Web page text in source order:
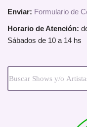
Enviar: Formulario de
Horario de Atención:
Sábados de 10 a 14 hs